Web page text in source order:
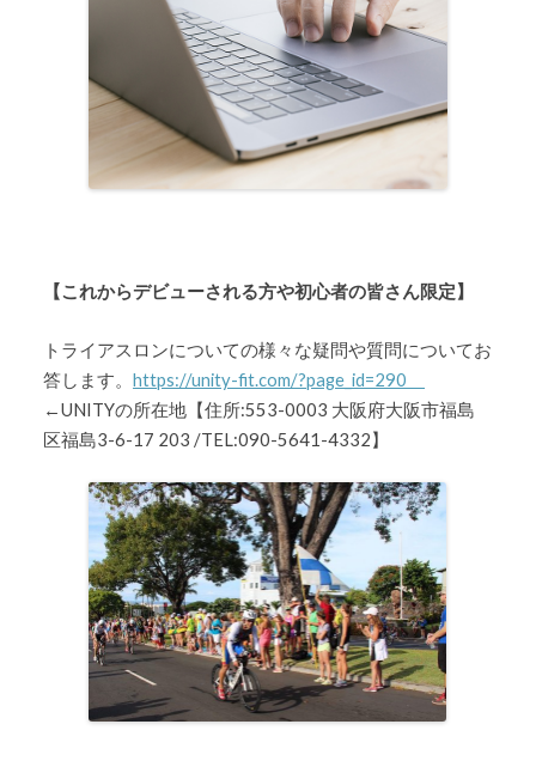
【これからデビューされる方や初心者の皆さん限定】
トライアスロンについての様々な疑問や質問についてお
答します。https://unity-fit.com/?page_id=290
←UNITYの所在地【住所:553-0003 大阪府大阪市福島
区福島3-6-17 203 /TEL:090-5641-4332】